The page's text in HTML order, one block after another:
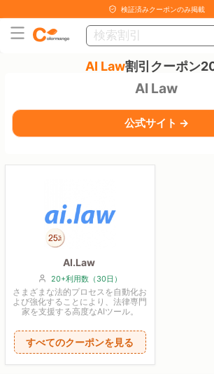
検証済みクーポンのみ掲載
AI Law割引クーポン
AI Law
公式サイト →
AI.Law
20+利用数（30日）
さまざまな法的プロセスを自動化お
よび強化することにより、法律専門
家を支援する高度なAIツール。
すべてのクーポンを見る